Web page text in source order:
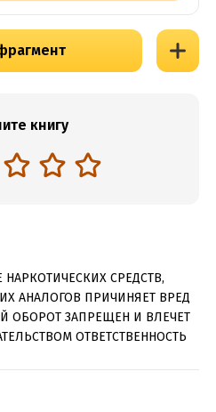
книгу
СРЕДСТВ,
АНАЛОГОВ ПРИЧИНЯЕТ ВРЕД
ОБОРОТ ЗАПРЕЩЕН И ВЛЕЧЕТ
ОТВЕТСТВЕННОСТЬ
“Научи меня любить”.